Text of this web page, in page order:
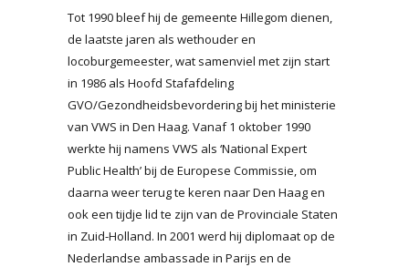
Tot 1990 bleef hij de gemeente Hillegom dienen,
de laatste jaren als wethouder en
locoburgemeester, wat samenviel met zijn start
in 1986 als Hoofd Stafafdeling
GVO/Gezondheidsbevordering bij het ministerie
van VWS in Den Haag. Vanaf 1 oktober 1990
werkte hij namens VWS als ‘National Expert
Public Health’ bij de Europese Commissie, om
daarna weer terug te keren naar Den Haag en
ook een tijdje lid te zijn van de Provinciale Staten
in Zuid-Holland. In 2001 werd hij diplomaat op de
Nederlandse ambassade in Parijs en de